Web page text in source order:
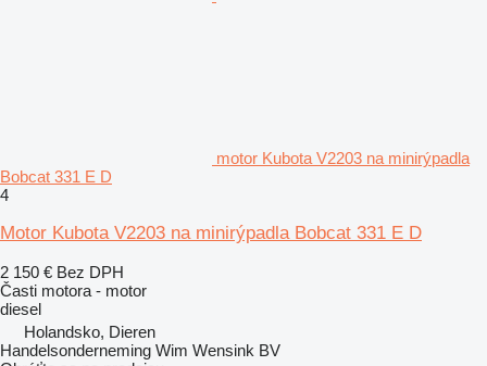
motor Kubota V2203 na minirýpadla
Bobcat 331 E D
4
Motor Kubota V2203 na minirýpadla Bobcat 331 E D
2 150 € Bez DPH
Časti motora - motor
diesel
Holandsko, Dieren
Handelsonderneming Wim Wensink BV